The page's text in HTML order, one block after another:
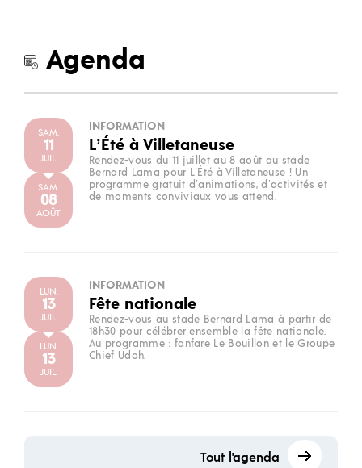
Agenda
SAM.
11
JUIL.
SAM.
08
AOÛT
INFORMATION
L’Été à Villetaneuse
Rendez-vous du 11 juillet au 8 août au stade
Bernard Lama pour L’Été à Villetaneuse ! Un
programme gratuit d’animations, d’activités et
de moments conviviaux vous attend.
LUN.
13
JUIL.
LUN.
13
JUIL.
INFORMATION
Fête nationale
Rendez-vous au stade Bernard Lama à partir de
18h30 pour célébrer ensemble la fête nationale.
Au programme : fanfare Le Bouillon et le Groupe
Chief Udoh.
Tout l'agenda